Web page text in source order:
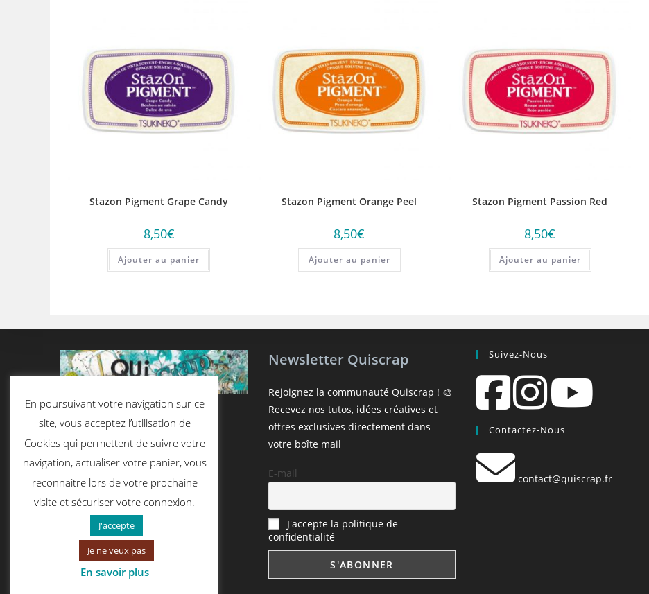
Stazon Pigment Grape Candy
8,50€
Ajouter au panier
Stazon Pigment Orange Peel
8,50€
Ajouter au panier
Stazon Pigment Passion Red
8,50€
Ajouter au panier
Newsletter Quiscrap
Rejoignez la communauté Quiscrap ! 🎨
Recevez nos tutos, idées créatives et
offres exclusives directement dans
votre boîte mail
E-mail
J'accepte la politique de
confidentialité
Suivez-Nous
Contactez-Nous
contact@quiscrap.fr
En poursuivant votre navigation sur ce
site, vous acceptez l’utilisation de
Cookies qui permettent de suivre votre
navigation, actualiser votre panier, vous
reconnaitre lors de votre prochaine
visite et sécuriser votre connexion.
J'accepte
Je ne veux pas
En savoir plus